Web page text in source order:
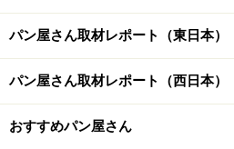
パン屋さん取材レポート（東日本）
パン屋さん取材レポート（西日本）
おすすめパン屋さん